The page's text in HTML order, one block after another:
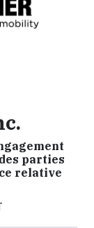
parties
relative